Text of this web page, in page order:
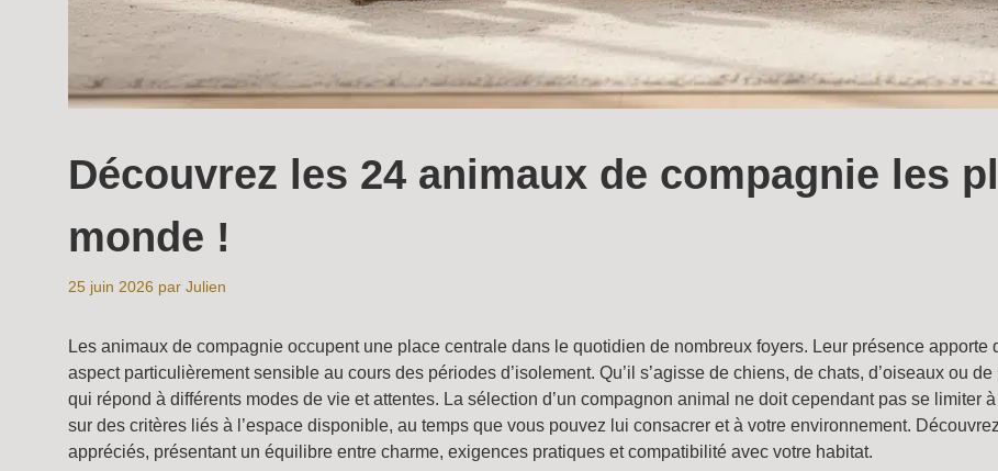
Découvrez les 24 animaux de compagnie les
monde !
25 juin 2026 par Julien
Les animaux de compagnie occupent une place centrale dans le quotidien de nombreux foyers. Leur présence
aspect particulièrement sensible au cours des périodes d’isolement. Qu’il s’agisse de chiens, de chats, d’oiseaux ou
qui répond à différents modes de vie et attentes. La sélection d’un compagnon animal ne doit cependant pas se limiter
sur des critères liés à l’espace disponible, au temps que vous pouvez lui consacrer et à votre environnement.
appréciés, présentant un équilibre entre charme, exigences pratiques et compatibilité avec votre habitat.